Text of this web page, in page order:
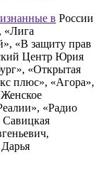
в России
«Лига
«В защиту прав
Центр Юрия
«Открытая
плюс», «Агора»,
«Радио